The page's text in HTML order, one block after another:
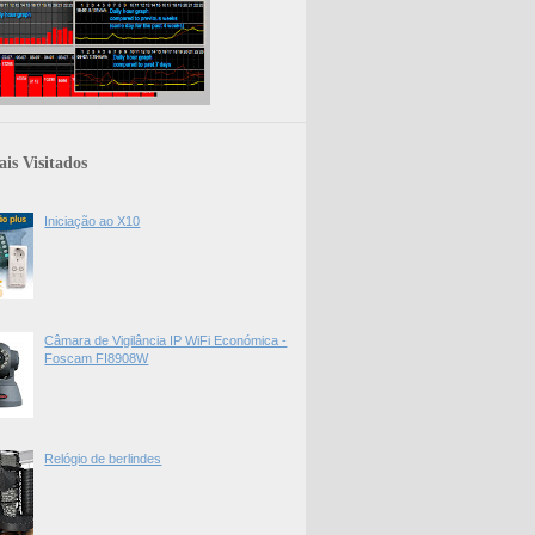
Visitados
Iniciação ao X10
Câmara de Vigilância IP WiFi Económica -
Foscam FI8908W
Relógio de berlindes